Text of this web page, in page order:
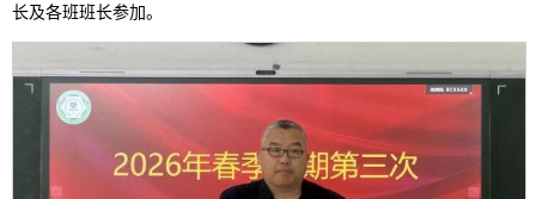
长及各班班长参加。